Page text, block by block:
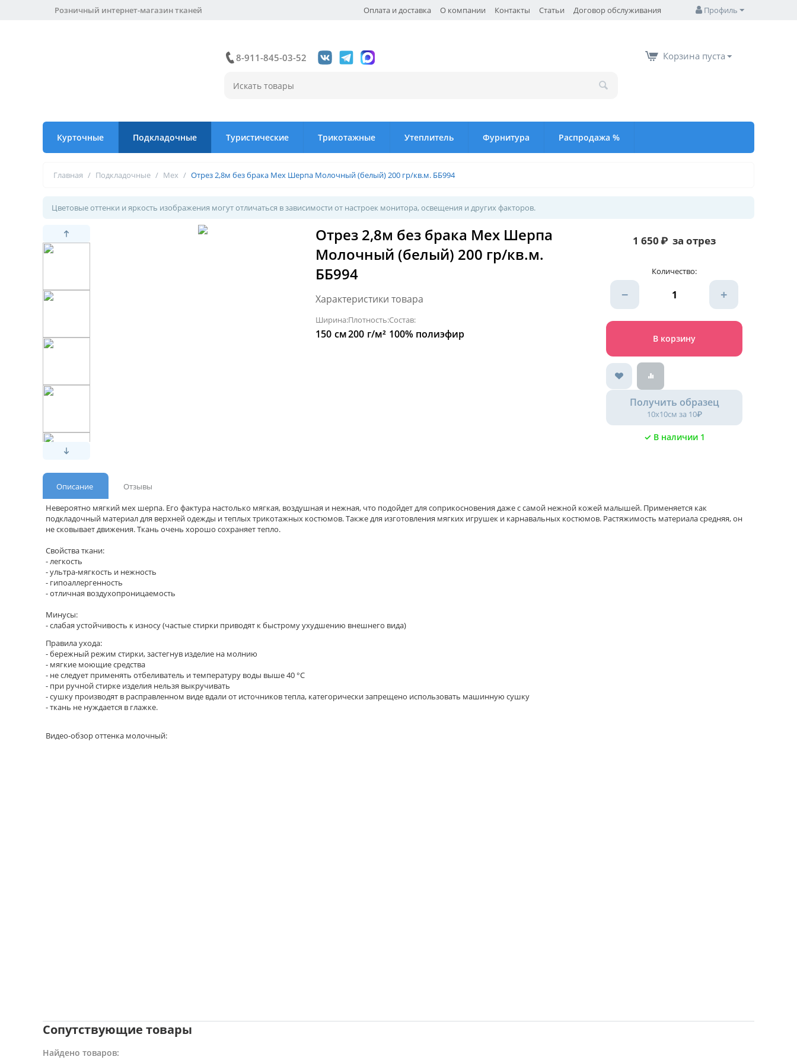
Профиль
Оплата и доставка О компании Контакты Статьи Договор обслуживания
Розничный интернет-магазин тканей
8-911-845-03-52 Корзина пуста
Курточные Подкладочные Туристические Трикотажные Утеплитель Фурнитура Распродажа %
Главная / Подкладочные / Мех / Отрез 2,8м без брака Мех Шерпа Молочный (белый) 200 гр/кв.м. ББ994
Цветовые оттенки и яркость изображения могут отличаться в зависимости от настроек монитора, освещения и других факторов.
Отрез 2,8м без брака Мех Шерпа
Молочный (белый) 200 гр/кв.м.
ББ994
Характеристики товара
Ширина:
150 см
Плотность:
200 г/м²
Состав:
100% полиэфир
1 650₽ за отрез
Количество:
+
−
В корзину
Получить образец
10х10см за 10₽
✓ В наличии 1
Описание
Отзывы
Невероятно мягкий мех шерпа. Его фактура настолько мягкая, воздушная и нежная, что подойдет для соприкосновения даже с самой нежной кожей малышей. Применяется как
подкладочный материал для верхней одежды и теплых трикотажных костюмов. Также для изготовления мягких игрушек и карнавальных костюмов. Растяжимость материала средняя, он
не сковывает движения. Ткань очень хорошо сохраняет тепло.
Свойства ткани:
- легкость
- ультра-мягкость и нежность
- гипоаллергенность
- отличная воздухопроницаемость
Минусы:
- слабая устойчивость к износу (частые стирки приводят к быстрому ухудшению внешнего вида)
Правила ухода:
- бережный режим стирки, застегнув изделие на молнию
- мягкие моющие средства
- не следует применять отбеливатель и температуру воды выше 40 °C
- при ручной стирке изделия нельзя выкручивать
- сушку производят в расправленном виде вдали от источников тепла, категорически запрещено использовать машинную сушку
- ткань не нуждается в глажке.
Видео-обзор оттенка молочный:
Сопутствующие товары
Найдено товаров: